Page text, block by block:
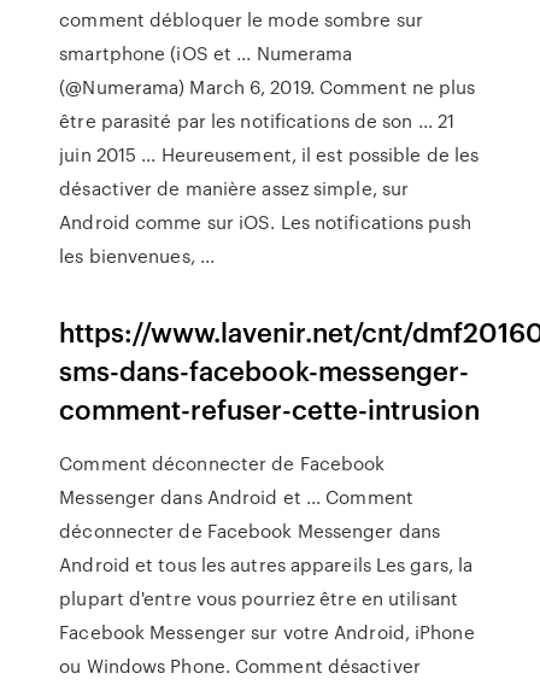
comment débloquer le mode sombre sur
smartphone (iOS et ... Numerama
(@Numerama) March 6, 2019. Comment ne plus
être parasité par les notifications de son ... 21
juin 2015 ... Heureusement, il est possible de les
désactiver de manière assez simple, sur
Android comme sur iOS. Les notifications push
les bienvenues, ...
https://www.lavenir.net/cnt/
sms-dans-facebook-messenger-
comment-refuser-cette-intrusion
Comment déconnecter de Facebook
Messenger dans Android et ... Comment
déconnecter de Facebook Messenger dans
Android et tous les autres appareils Les gars, la
plupart d'entre vous pourriez être en utilisant
Facebook Messenger sur votre Android, iPhone
ou Windows Phone. Comment désactiver